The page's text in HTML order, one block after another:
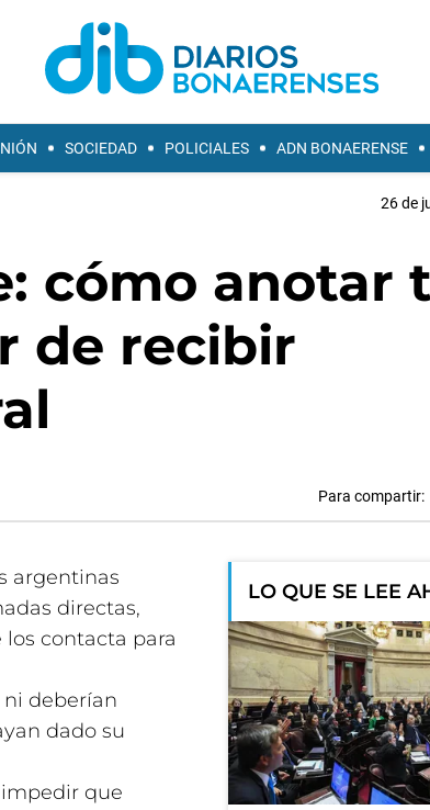
SOCIEDAD POLICIALES ADN BONAERENSE
26 de
cómo anotar
de recibir
Para compartir:
argentinas
directas,
contacta para
ni deberían
dado su
que
LO QUE SE LEE